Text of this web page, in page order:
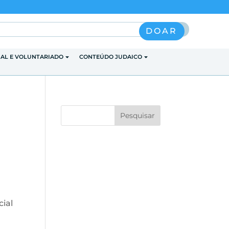
Pesquisar
DOAR
E VOLUNTARIADO CONTEÚDO JUDAICO